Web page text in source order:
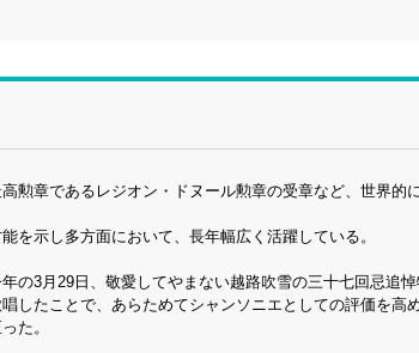
勲章であるレジオン・ドヌール勲章の受章など、世界的
を示し多方面において、長年幅広く活躍している。
の3月29日、敬愛してやまない越路吹雪の三十七回忌追
したことで、あらためてシャンソニエとしての評価を高
た。